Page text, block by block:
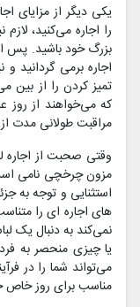
یکی دیگر از مزایای
را اجاره می‌کنید،
بزرگ خود باشید. پس
اجاره برمی گردانید
تمیز کردن را از
که می‌خواهند از روز
مراقبت طولانی مدت
وقتی صحبت از اجاره
مزون چرخچی نامی
استثنایی و توجه به
های اجاره ای را
نمی‌کند به دنبال یک
یا چیزی منحصر به
می‌تواند شما را در
مناسب برای روز خاص